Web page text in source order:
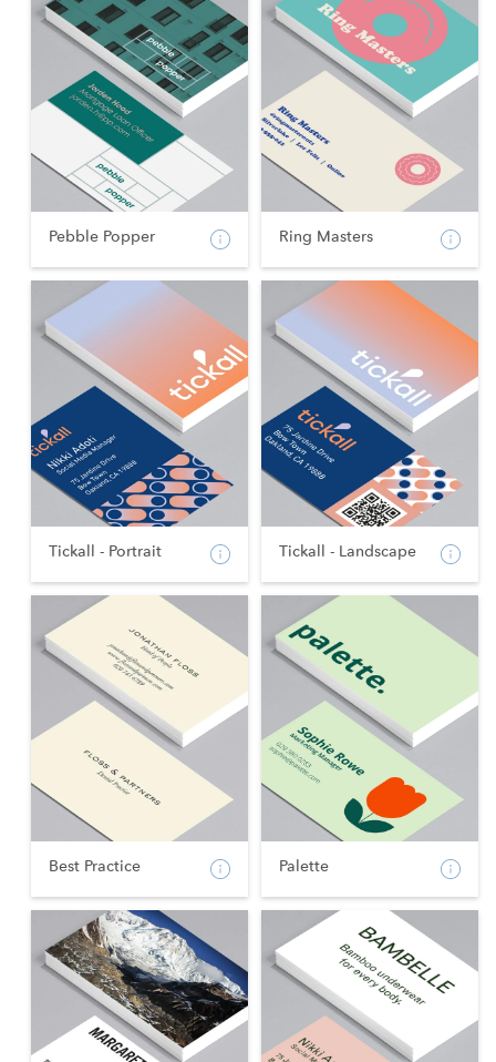
Pebble Popper Ring Masters
Tickall - Portrait Tickall - Landscape
Best Practice Palette